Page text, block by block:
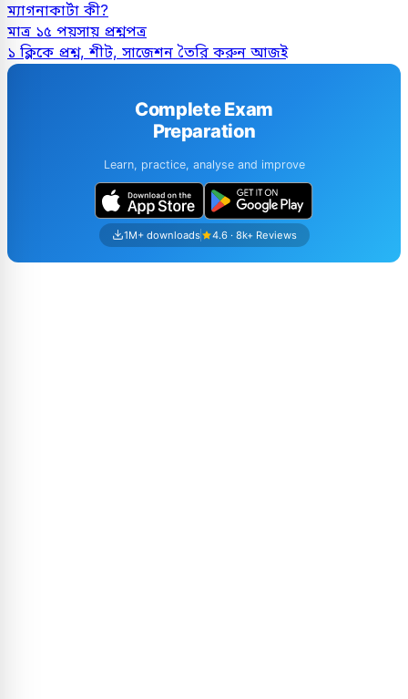
ম্যাগনাকার্টা কী?
মাত্র ১৫ পয়সায় প্রশ্নপত্র
১ ক্লিকে প্রশ্ন, শীট, সাজেশন তৈরি করুন আজই
Complete Exam
Preparation
Learn, practice, analyse and improve
1M+ downloads 4.6 · 8k+ Reviews